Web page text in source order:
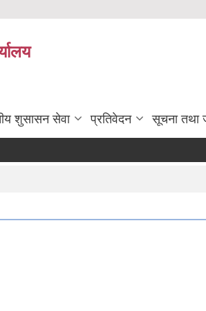
शुसासन सेवा प्रतिवेदन सूचना तथा